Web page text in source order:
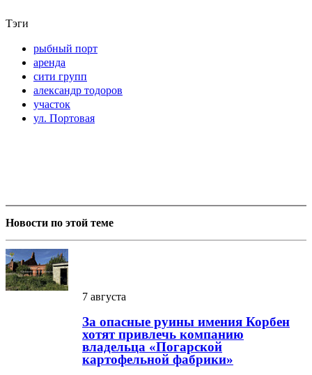
Тэги
рыбный порт
аренда
сити групп
александр тодоров
участок
ул. Портовая
Новости по этой теме
7 августа
За опасные руины имения Корбен
хотят привлечь компанию
владельца «Погарской
картофельной фабрики»